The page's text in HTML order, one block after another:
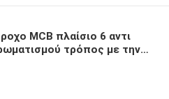
MCB πλαίσιο 6 αντι
τρόπος με την